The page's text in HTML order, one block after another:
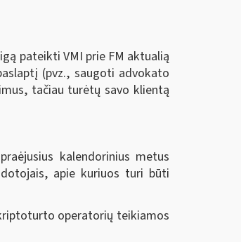
pateikti VMI prie FM aktualią
(pvz., saugoti advokato
tačiau turėtų savo klientą
kalendorinius metus
apie kuriuos turi būti
operatorių teikiamos